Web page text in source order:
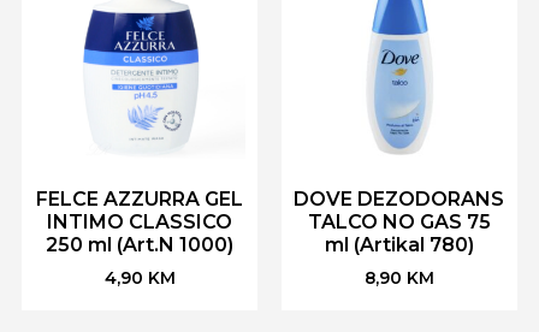
FELCE AZZURRA GEL
INTIMO CLASSICO
250 ml (Art.N 1000)
4,90 KM
DOVE DEZODORANS
TALCO NO GAS 75
ml (Artikal 780)
8,90 KM